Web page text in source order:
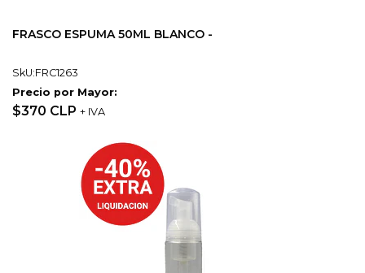
FRASCO ESPUMA 50ML BLANCO -
SkU:FRC1263
Precio por Mayor:
$370 CLP + IVA